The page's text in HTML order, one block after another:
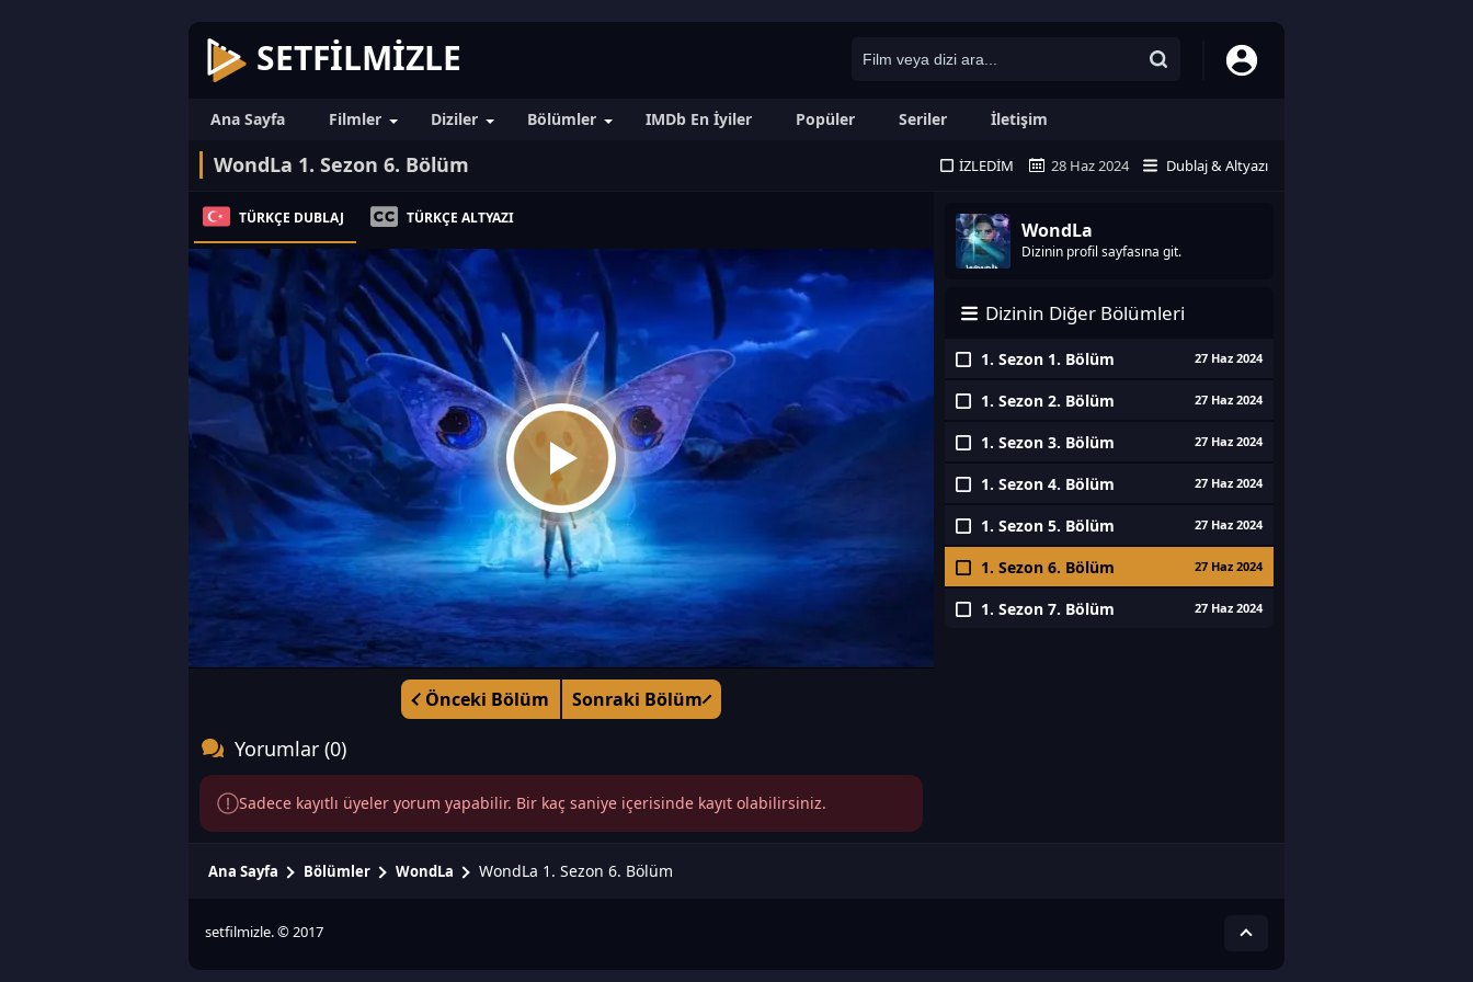
SETFILMIZLE
Ana Sayfa Filmler Diziler Bölümler IMDb En İyiler Popüler Seriler İletişim
WondLa 1. Sezon 6. Bölüm İZLEDIM 28 Haz 2024 Dublaj & Altyazı
TÜRKÇE DUBLAJ TÜRKÇE ALTYAZI
Önceki Bölüm Sonraki Bölüm
WondLa
Dizinin profil sayfasına git.
Dizinin Diğer Bölümleri
1. Sezon 1. Bölüm 27 Haz 2024
1. Sezon 2. Bölüm 27 Haz 2024
1. Sezon 3. Bölüm 27 Haz 2024
1. Sezon 4. Bölüm 27 Haz 2024
1. Sezon 5. Bölüm 27 Haz 2024
1. Sezon 6. Bölüm 27 Haz 2024
1. Sezon 7. Bölüm 27 Haz 2024
Yorumlar (0)
Sadece kayıtlı üyeler yorum yapabilir. Bir kaç saniye içerisinde kayıt olabilirsiniz.
Ana Sayfa Bölümler WondLa WondLa 1. Sezon 6. Bölüm
setfilmizle. © 2017